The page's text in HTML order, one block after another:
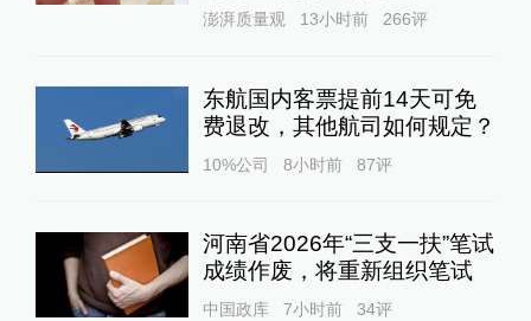
澎湃质量观 13小时前 266评
东航国内客票提前14天可免
费退改，其他航司如何规定？
10%公司 8小时前 87评
河南省2026年“三支一扶”笔试
成绩作废，将重新组织笔试
中国政库 7小时前 34评